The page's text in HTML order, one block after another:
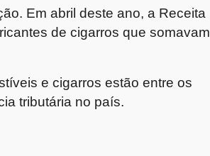
Em abril deste ano, a Receita
de cigarros que somavam
e cigarros estão entre os
tributária no país.